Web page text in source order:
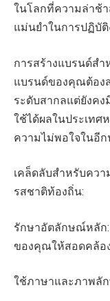
ในโลกที่ความล่าช้
แม่นยำในการปฏิบั
การสร้างแบรนด์ส
แบรนด์ของคุณต้อง
ระดับสากลแต่ยังคง
ใช้ได้ผลในประเทศ
ความไม่พอใจในอีก
เคล็ดลับสำหรับคว
รสชาติท้องถิ่น:
รักษาอัตลักษณ์หลัก:
ของคุณให้สอดคล้อ
ใช้ภาษาและภาพลั